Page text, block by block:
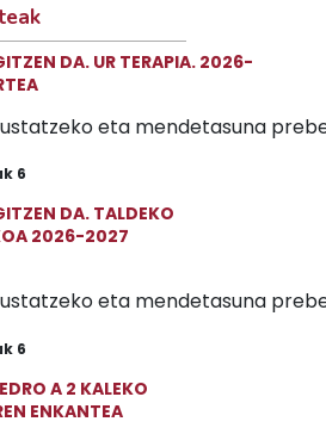
DA. UR TERAPIA. 2026-
eta mendetasuna
6
DA. TALDEKO
2026-2027
eta mendetasuna
6
A 2 KALEKO
ENKANTEA